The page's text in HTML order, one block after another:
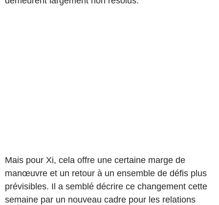
Mais pour Xi, cela offre une certaine marge de
manœuvre et un retour à un ensemble de défis plus
prévisibles. Il a semblé décrire ce changement cette
semaine par un nouveau cadre pour les relations